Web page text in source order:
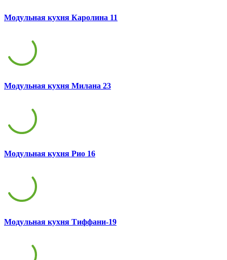
Модульная кухня Каролина 11
Модульная кухня Милана 23
Модульная кухня Рио 16
Модульная кухня Тиффани-19